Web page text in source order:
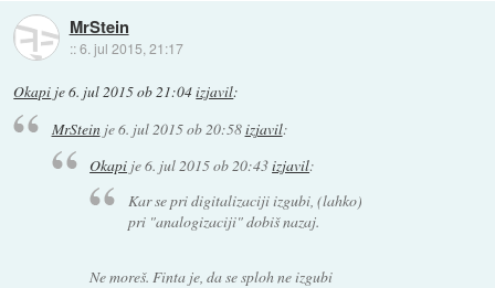
MrStein
::6. jul 2015, 21:17
Okapi je6. jul 2015 ob 21:04izjavil:
MrSteinje6. jul 2015 ob 20:58izjavil:
Okapi je6. jul 2015 ob 20:43izjavil:
Kar se pri digitalizaciji izgubi, (lahko)
pri "analogizaciji" dobiš nazaj.
Ne moreš. Finta je, da se sploh ne izgubi